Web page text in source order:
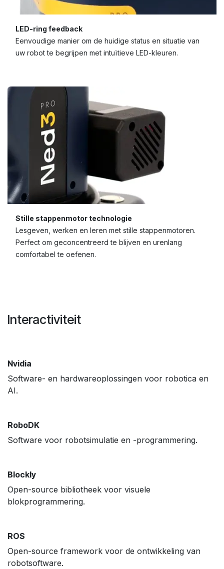
LED-ring feedback
Eenvoudige manier om de huidige status en situatie van
uw robot te begrijpen met intuïtieve LED-kleuren.
Stille stappenmotor technologie
Lesgeven, werken en leren met stille stappenmotoren.
Perfect om geconcentreerd te blijven en urenlang
comfortabel te oefenen.
Interactiviteit
Nvidia
Software- en hardwareoplossingen voor robotica en
AI.
RoboDK
Software voor robotsimulatie en -programmering.
Blockly
Open-source bibliotheek voor visuele
blokprogrammering.
ROS
Open-source framework voor de ontwikkeling van
robotsoftware.